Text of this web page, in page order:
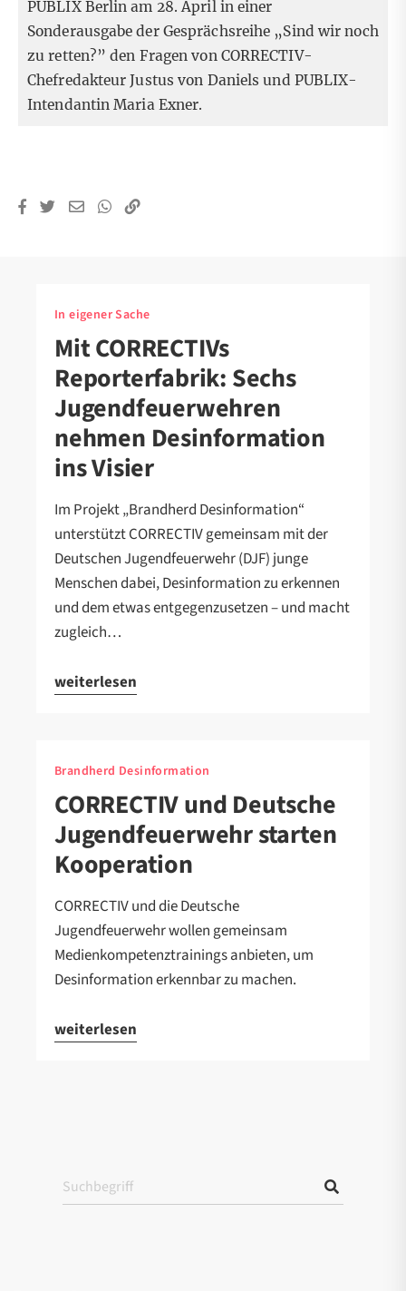
PUBLIX Berlin am 28. April in einer
Sonderausgabe der Gesprächsreihe „Sind wir noch
zu retten?” den Fragen von CORRECTIV-
Chefredakteur Justus von Daniels und PUBLIX-
Intendantin Maria Exner.
In eigener Sache
Mit CORRECTIVs
Reporterfabrik: Sechs
Jugendfeuerwehren
nehmen Desinformation
ins Visier
Im Projekt „Brandherd Desinformation“
unterstützt CORRECTIV gemeinsam mit der
Deutschen Jugendfeuerwehr (DJF) junge
Menschen dabei, Desinformation zu erkennen
und dem etwas entgegenzusetzen – und macht
zugleich…
weiterlesen
Brandherd Desinformation
CORRECTIV und Deutsche
Jugendfeuerwehr starten
Kooperation
CORRECTIV und die Deutsche
Jugendfeuerwehr wollen gemeinsam
Medienkompetenztrainings anbieten, um
Desinformation erkennbar zu machen.
weiterlesen